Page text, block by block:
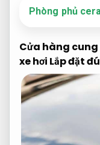
Phòng phủ
Cửa hàng
xe hơi Lắp đặt